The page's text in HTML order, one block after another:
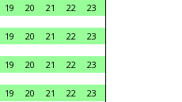
19 20 21 22
23
19 20 21 22
23
19 20 21 22
23
19 20 21 22
23